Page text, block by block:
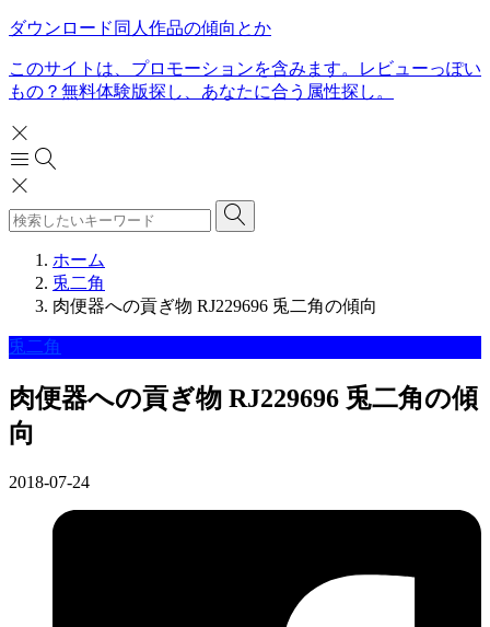
ダウンロード同人作品の傾向とか
このサイトは、プロモーションを含みます。レビューっぽい
もの？無料体験版探し、あなたに合う属性探し。
ホーム
兎二角
肉便器への貢ぎ物 RJ229696 兎二角の傾向
兎二角
肉便器への貢ぎ物 RJ229696 兎二角の傾
向
2018-07-24